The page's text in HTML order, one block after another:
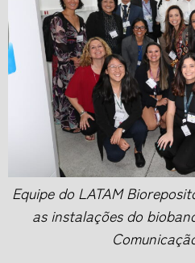
Equipe do LATAM
as instalações do